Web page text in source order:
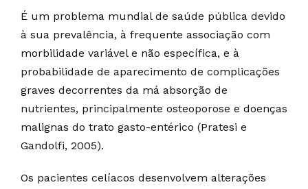
É um problema mundial de saúde pública devido
à sua prevalência, à frequente associação com
morbilidade variável e não específica, e à
probabilidade de aparecimento de complicações
graves decorrentes da má absorção de
nutrientes, principalmente osteoporose e doenças
malignas do trato gasto-entérico (Pratesi e
Gandolfi, 2005).
Os pacientes celíacos desenvolvem alterações